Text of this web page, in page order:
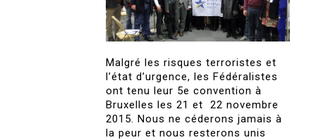
Malgré les risques terroristes et
l’état d’urgence, les Fédéralistes
ont tenu leur 5e convention à
Bruxelles les 21 et 22 novembre
2015. Nous ne céderons jamais à
la peur et nous resterons unis